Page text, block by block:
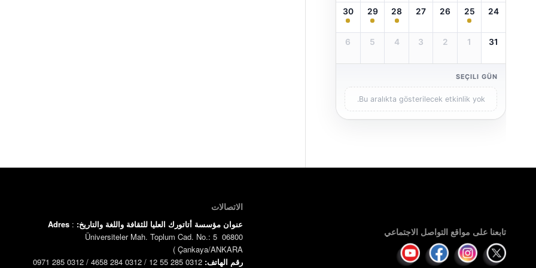
24
25
26
27
28
29
30
31
1
2
3
4
5
6
SEÇILI GÜN
Bu aralıkta gösterilecek etkinlik yok.
تابعنا على مواقع التواصل الاجتماعي
الاتصالات
عنوان مؤسسة أتاتورك العليا للثقافة واللغة والتاريخ:
Adres :
Üniversiteler Mah. Toplum Cad. No.: 5 06800
Çankaya/ANKARA
)
رقم الهاتف: